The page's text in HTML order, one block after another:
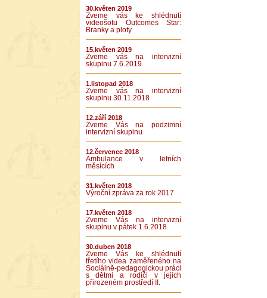
30.květen 2019
Zveme vás ke shlédnutí
videošotu Outcomes Star:
Branky a ploty
15.květen 2019
Zveme vás na intervizní
skupinu 7.6.2019
1.listopad 2018
Zveme vás na intervizní
skupinu 30.11.2018
12.září 2018
Zveme Vás na podzimní
intervizní skupinu
12.červenec 2018
Ambulance v letních
měsících
31.květen 2018
Výroční zpráva za rok 2017
17.květen 2018
Zveme Vás na intervizní
skupinu v pátek 1.6.2018
30.duben 2018
Zveme Vás ke shlédnutí
třetího videa zaměřeného na
Sociálně-pedagogickou práci
s dětmi a rodiči v jejich
přirozeném prostředí II.